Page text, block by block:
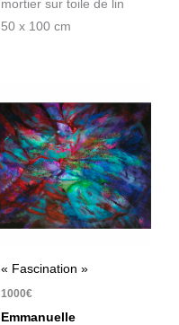
mortier sur toile de lin
50 x 100 cm
« Fascination »
1000€
Emmanuelle